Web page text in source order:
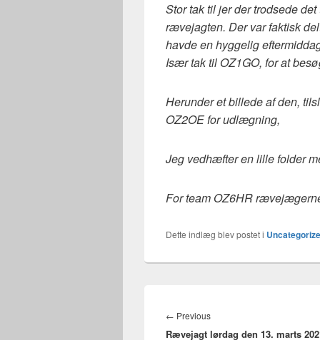
Stor tak til jer der trodsede
rævejagten. Der var faktisk
havde en hyggelig
Især tak til OZ1GO, for at
Herunder et billede af den,
OZ2OE for udlægning,
Jeg vedhæfter en lille folder
For team OZ6HR
Dette indlæg blev postet i
← PreviousPrevious
post:
Rævejagt lørdag den 13. marts